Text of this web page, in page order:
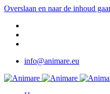
Overslaan en naar de inhoud
info@animare.eu